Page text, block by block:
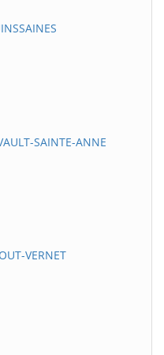
SAINTE-ANNE
VERNET